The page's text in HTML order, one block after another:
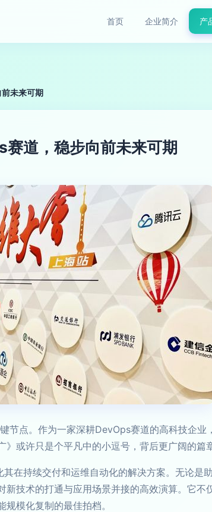
首页 企业简介 产
未来可期
道，稳步向前未来可期
节点。作为一家深耕DevOps赛道的高科技企业
或许只是个平凡中的小逗号，背后更广阔的篇
在持续交付和运维自动化的解决方案。无论是
技术的打通与应用场景并接的高效演算。它不
模化复制的最佳拍档。